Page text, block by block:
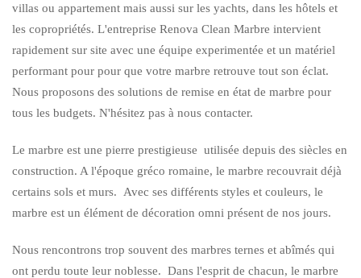
villas ou appartement mais aussi sur les yachts, dans les hôtels et
les copropriétés. L'entreprise Renova Clean Marbre intervient
rapidement sur site avec une équipe experimentée et un matériel
performant pour pour que votre marbre retrouve tout son éclat.
Nous proposons des solutions de remise en état de marbre pour
tous les budgets. N'hésitez pas à nous contacter.
Le marbre est une pierre prestigieuse utilisée depuis des siècles en
construction. A l'époque gréco romaine, le marbre recouvrait déjà
certains sols et murs. Avec ses différents styles et couleurs, le
marbre est un élément de décoration omni présent de nos jours.
Nous rencontrons trop souvent des marbres ternes et abîmés qui
ont perdu toute leur noblesse. Dans l'esprit de chacun, le marbre